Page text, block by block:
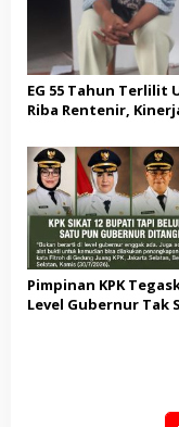
EG 55 Tahun Terlilit
Riba Rentenir,
Satreskrim Polresta
Karawang unit
Patut di
Pimpinan KPK
Level Gubernur Tak